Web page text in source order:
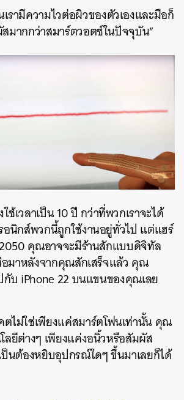
รามีความไวต่อผิวของตัวเองและมือก็
มากกว่าสมาร์ตวอตช์ในปัจจุบัน”
ช้เวลาเป็น 10 ปี กว่าที่พวกเราจะได้
อนิกส์พวกนี้ถูกใช้งานอยู่ทั่วไป แต่แฮร์
คุณอาจจะมีร้านสักแบบดิจิทัล
อมาหลังจากคุณสักเสร็จแล้ว คุณ
กับ iPhone 22 บนแขนของคุณเลย
ไม่ใช่เพียงแค่สมาร์ตโฟนเท่านั้น คุณ
ลยีต่างๆ เพียงแค่งอนิ้วหรือสัมผัส
ป็นต้องหยิบอุปกรณ์ใดๆ ขึ้นมาเลยก็ได้